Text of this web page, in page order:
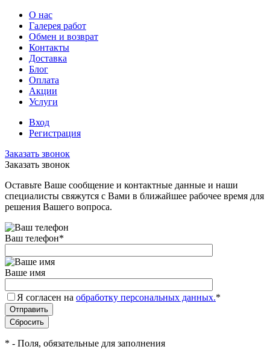
О нас
Галерея работ
Обмен и возврат
Контакты
Доставка
Блог
Оплата
Акции
Услуги
Вход
Регистрация
Заказать звонок
Заказать звонок
Оставьте Ваше сообщение и контактные данные и наши
специалисты свяжутся с Вами в ближайшее рабочее время для
решения Вашего вопроса.
Ваш телефон*
Ваше имя
Я согласен на обработку персональных данных.*
* - Поля, обязательные для заполнения